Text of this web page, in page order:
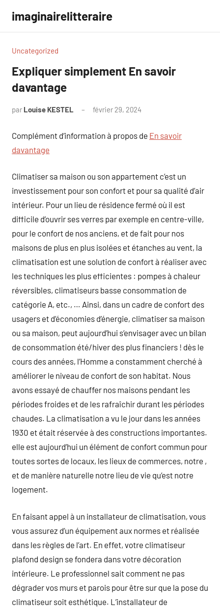
contenu
imaginairelitteraire
Uncategorized
Expliquer simplement En savoir
davantage
par Louise KESTEL février 29, 2024
Complément d’information à propos de En savoir
davantage
Climatiser sa maison ou son appartement c’est un
investissement pour son confort et pour sa qualité d’air
intérieur. Pour un lieu de résidence fermé où il est
difficile d’ouvrir ses verres par exemple en centre-ville,
pour le confort de nos anciens, et de fait pour nos
maisons de plus en plus isolées et étanches au vent, la
climatisation est une solution de confort à réaliser avec
les techniques les plus efficientes : pompes à chaleur
réversibles, climatiseurs basse consommation de
catégorie A, etc., … Ainsi, dans un cadre de confort des
usagers et d’économies d’énergie, climatiser sa maison
ou sa maison, peut aujourd’hui s’envisager avec un bilan
de consommation été/hiver des plus financiers ! dès le
cours des années, l’Homme a constamment cherché à
améliorer le niveau de confort de son habitat. Nous
avons essayé de chauffer nos maisons pendant les
périodes froides et de les rafraîchir durant les périodes
chaudes. La climatisation a vu le jour dans les années
1930 et était réservée à des constructions importantes.
elle est aujourd’hui un élément de confort commun pour
toutes sortes de locaux, les lieux de commerces, notre ,
et de manière naturelle notre lieu de vie qu’est notre
logement.
En faisant appel à un installateur de climatisation, vous
vous assurez d’un équipement aux normes et réalisée
dans les règles de l’art. En effet, votre climatiseur
plafond design se fondera dans votre décoration
intérieure. Le professionnel sait comment ne pas
dégrader vos murs et parois pour être sur que la pose du
climatiseur soit esthétique. L’installateur de